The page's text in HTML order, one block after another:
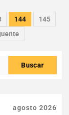
144
145
agosto 2026